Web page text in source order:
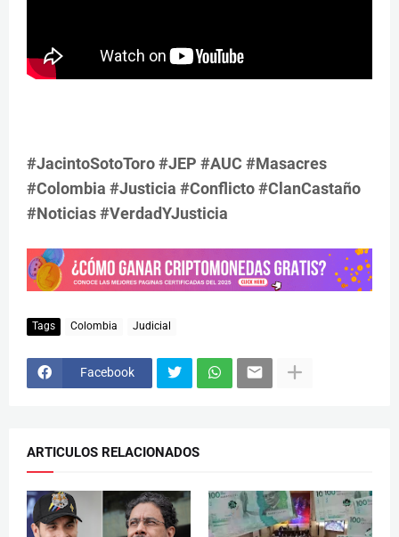
#JacintoSotoToro #JEP #AUC #Masacres
#Colombia #Justicia #Conflicto #ClanCastaño
#Noticias #VerdadYJusticia
Tags Colombia Judicial
Facebook
ARTICULOS RELACIONADOS